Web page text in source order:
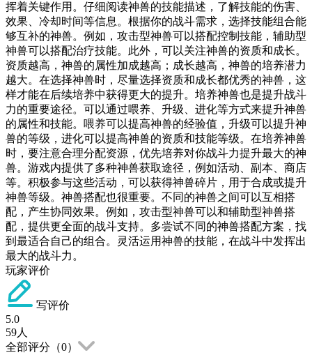
挥着关键作用。仔细阅读神兽的技能描述，了解技能的伤害、
效果、冷却时间等信息。根据你的战斗需求，选择技能组合能
够互补的神兽。例如，攻击型神兽可以搭配控制技能，辅助型
神兽可以搭配治疗技能。此外，可以关注神兽的资质和成长。
资质越高，神兽的属性加成越高；成长越高，神兽的培养潜力
越大。在选择神兽时，尽量选择资质和成长都优秀的神兽，这
样才能在后续培养中获得更大的提升。培养神兽也是提升战斗
力的重要途径。可以通过喂养、升级、进化等方式来提升神兽
的属性和技能。喂养可以提高神兽的经验值，升级可以提升神
兽的等级，进化可以提高神兽的资质和技能等级。在培养神兽
时，要注意合理分配资源，优先培养对你战斗力提升最大的神
兽。游戏内提供了多种神兽获取途径，例如活动、副本、商店
等。积极参与这些活动，可以获得神兽碎片，用于合成或提升
神兽等级。神兽搭配也很重要。不同的神兽之间可以互相搭
配，产生协同效果。例如，攻击型神兽可以和辅助型神兽搭
配，提供更全面的战斗支持。多尝试不同的神兽搭配方案，找
到最适合自己的组合。灵活运用神兽的技能，在战斗中发挥出
最大的战斗力。
玩家评价
写评价
5.0
59人
全部评分（0）